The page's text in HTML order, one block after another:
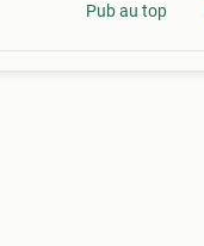
Pub au top